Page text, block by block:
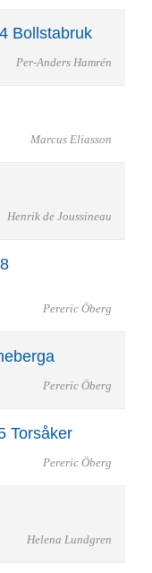
Bollstabruk
Per-Anders Hamrén
Marcus Eliasson
Henrik de Joussineau
Pereric Öberg
Pereric Öberg
Torsåker
Pereric Öberg
Helena Lundgren